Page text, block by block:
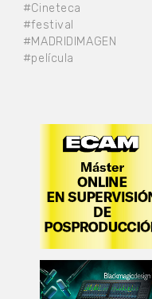
#Cineteca
#festival
#MADRIDIMAGEN
#película